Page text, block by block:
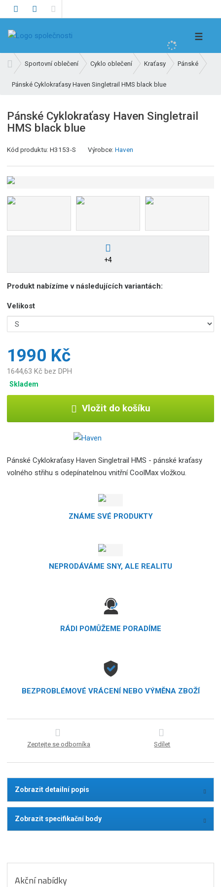
h
e
t
☰
v
o
í
s
r
a
Sportovní oblečení Cyklo oblečení Kraťasy Pánské
Pánské Cyklokraťasy Haven Singletrail HMS black blue
Pánské Cyklokraťasy Haven Singletrail
HMS black blue
Kód produktu:H3153-S Výrobce:Haven
+4
Produkt nabízíme v následujících variantách:
Velikost
1990 Kč
1644,63 Kč bez DPH
Skladem
Vložit do košíku
Pánské Cyklokraťasy Haven Singletrail HMS - pánské kraťasy
volného střihu s odepínatelnou vnitřní CoolMax vložkou.
ZNÁME SVÉ PRODUKTY
NEPRODÁVÁME SNY, ALE REALITU
RÁDI POMŮŽEME PORADÍME
BEZPROBLÉMOVÉ VRÁCENÍ NEBO VÝMĚNA ZBOŽÍ
Zeptejte se odborníka Sdílet
Zobrazit detailní popis
Zobrazit specifikační body
Akční nabídky